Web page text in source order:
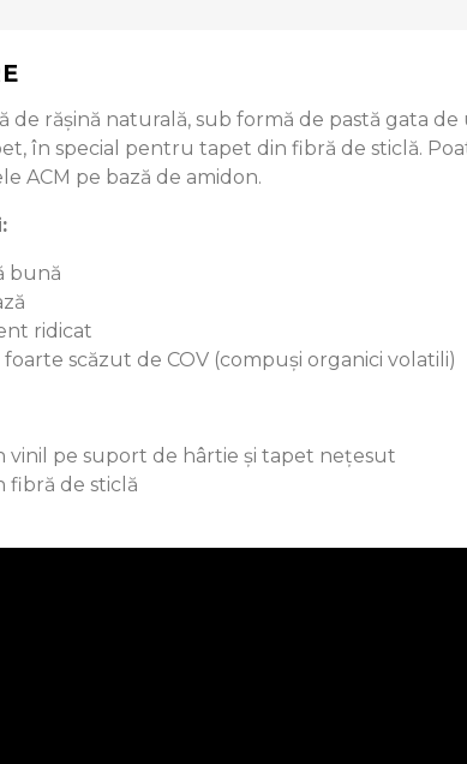
de rășină naturală, sub formă de pastă gata
în special pentru tapet din fibră de sticlă.
ACM pe bază de amidon.
bună
ridicat
scăzut de COV (compuși organici volatili)
vinil pe suport de hârtie și tapet nețesut
fibră de sticlă